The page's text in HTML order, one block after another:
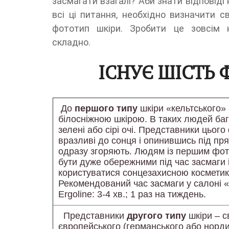
всі ці питання, необхідно визначити
фототип шкіри. Зробити це зовсім
складно.
ІСНУЄ ШІСТЬ
До першого типу шкіри
білосніжною шкірою. В таких людей
зелені або сірі очі. Представники
вразливі до сонця і опинившись під
одразу згоряють. Людям із першим
бути дуже обережними під час засмаги
користуватися сонцезахисною
Рекомендований час засмаги у салоні
Ergoline: 3-4 хв.; 1 раз на тиждень.
Представники другого типу шкіри –
європейського (германського або